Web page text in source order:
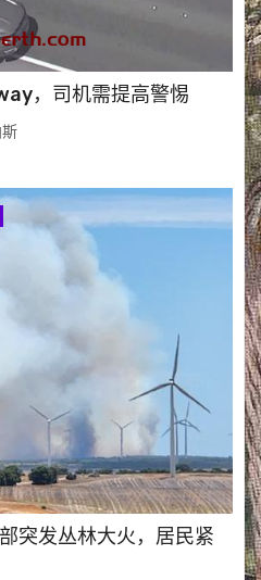
，司机需提高警惕
发丛林大火，居民紧